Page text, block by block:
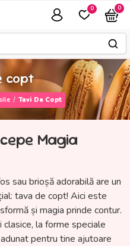
0 0
copt
Tavi De Copt
Magia
sau brioșă adorabilă are un
tava de copt! Aici este
și magia prinde contur.
la forme speciale
pentru tine ajutoare